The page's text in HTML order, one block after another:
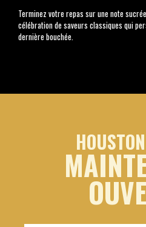
Terminez votre repas sur une note
célébration de saveurs classiques qui
dernière bouchée.